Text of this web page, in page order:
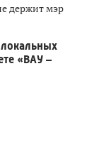
держит мэр
«ВАУ –